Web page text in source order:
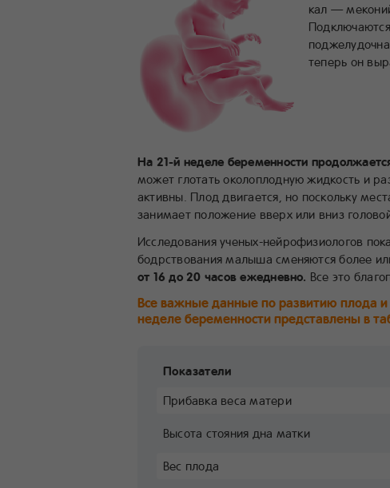
кал —
теперь он
На 21-й неделе беременности
может глотать околоплодную жидкость и
активны. Плод двигается, но поскольку
занимает положение вверх или вниз
Исследования ученых-нейрофизиологов
бодрствования малыша сменяются более
от 16 до 20 часов ежедневно. Все это
Все важные данные по развитию плода
неделе беременности представлены в
Показатели
Прибавка веса матери
Высота стояния дна матки
Вес плода